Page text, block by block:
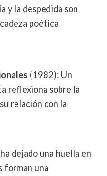
y la despedida son
poética
(1982): Un
reflexiona sobre la
relación con la
dejado una huella en
forman una